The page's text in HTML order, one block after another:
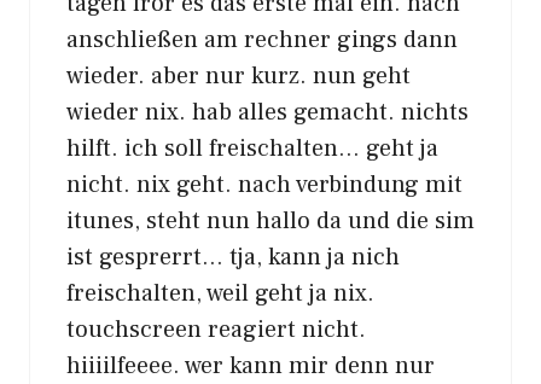
anschließen am rechner gings dann
wieder. aber nur kurz. nun geht
wieder nix. hab alles gemacht. nichts
hilft. ich soll freischalten… geht ja
nicht. nix geht. nach verbindung mit
itunes, steht nun hallo da und die sim
ist gesprerrt… tja, kann ja nich
freischalten, weil geht ja nix.
touchscreen reagiert nicht.
hiiiilfeeee. wer kann mir denn nur